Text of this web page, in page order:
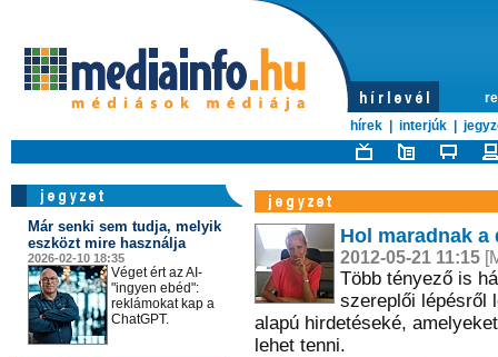
hírek
interjúk
Már senki sem tudja, melyik
eszközt mire használja
2026-02-10 18:35
Véget ért az AI-
"ingyen ebéd":
reklámokat kap a
ChatGPT.
Hol maradnak
2012-05-21 11:15
Több tényező is
szereplői lépésről
alapú hirdetéseké,
lehet tenni.